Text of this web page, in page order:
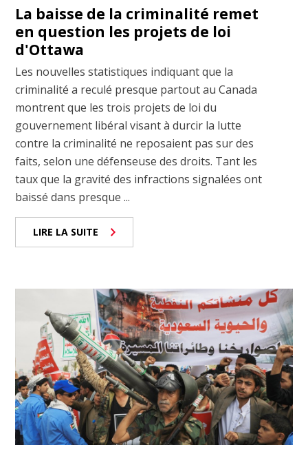
La baisse de la criminalité remet
en question les projets de loi
d'Ottawa
Les nouvelles statistiques indiquant que la
criminalité a reculé presque partout au Canada
montrent que les trois projets de loi du
gouvernement libéral visant à durcir la lutte
contre la criminalité ne reposaient pas sur des
faits, selon une défenseuse des droits. Tant les
taux que la gravité des infractions signalées ont
baissé dans presque ...
LIRE LA SUITE